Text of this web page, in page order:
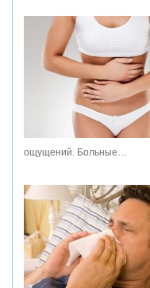
ощущений. Больные…